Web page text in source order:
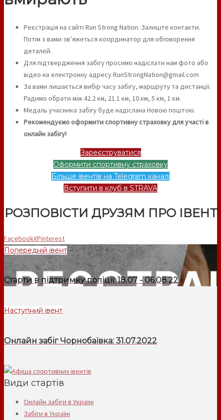
Реєстрація на сайті Run Strong Nation. Залиште контакти.
Потім з вами звʼяжеться координатор для обговорення
деталей.
Для підтвердження забігу просимо надіслати нам фото або
відео на електронну адресу RunStrongNation@gmail.com
За вами лишається вибір часу забігу, маршруту та дистанції.
Радимо обрати між 42.2 км, 21.1 км, 10 км, 5 км, 1 км.
Медаль учасника забігу буде надіслана Новою поштою.
Рекомендуємо оформити спортивну страховку для участі в
онлайн забігу!
Зареєструватися
Оформити спортивну страховку
Більше івентів на Telegram каналі
Вступити в клуб в STRAVA
РОЗПОВІСТИ ДРУЗЯМ ПРО ІВЕНТ
FacebookXPinterest
Попередній івент
Старти в підтримку поліції: 18.07 - 06.08.22
Наступний івент
Онлайн забіг Чорнобаївка: 31.07.2022
Види стартів
Онлайн забіги в Україні
Забіги в Україні